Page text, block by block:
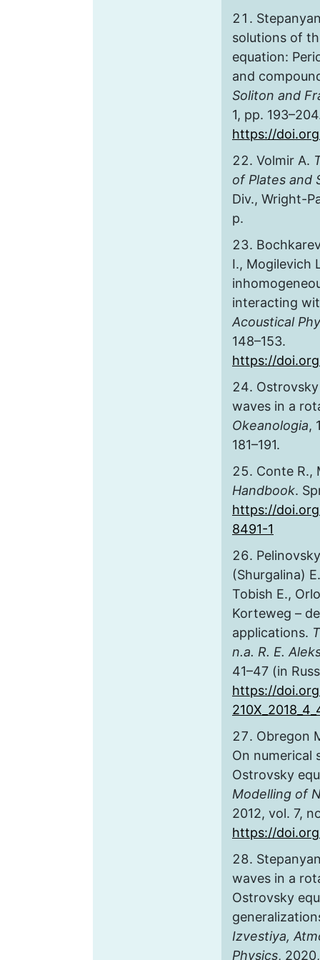
solutions of
equation:
and
Soliton and
1, pp.
https://
Volmir A.
of Plates and
Div., Wright-
p.
I., Mogilevich
interacting
Acoustical
148–153.
https://
waves in a
Okeanologia,
181–191.
Conte R.,
Handbook.
https://
8491-1
(Shurgalina)
Tobish E.,
Korteweg –
applications.
n.a. R. E.
41–47 (in
https://
Obregon
On numerical
Ostrovsky
Modelling of
2012, vol. 7,
https://
waves in a
Ostrovsky
Izvestiya,
Physics,